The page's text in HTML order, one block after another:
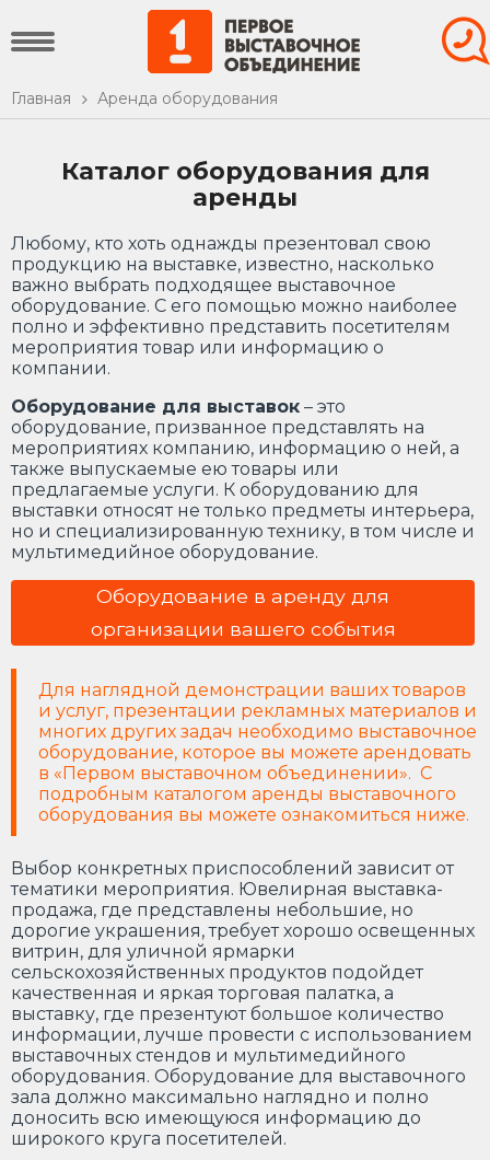
Главная Аренда оборудования
Каталог оборудования для
аренды
Любому, кто хоть однажды презентовал свою
продукцию на выставке, известно, насколько
важно выбрать подходящее выставочное
оборудование. С его помощью можно наиболее
полно и эффективно представить посетителям
мероприятия товар или информацию о
компании.
Оборудование для выставок – это
оборудование, призванное представлять на
мероприятиях компанию, информацию о ней, а
также выпускаемые ею товары или
предлагаемые услуги. К оборудованию для
выставки относят не только предметы интерьера,
но и специализированную технику, в том числе и
мультимедийное оборудование.
Оборудование в аренду для
организации вашего события
Для наглядной демонстрации ваших товаров
и услуг, презентации рекламных материалов и
многих других задач необходимо выставочное
оборудование, которое вы можете арендовать
в «Первом выставочном объединении». С
подробным каталогом аренды выставочного
оборудования вы можете ознакомиться ниже.
Выбор конкретных приспособлений зависит от
тематики мероприятия. Ювелирная выставка-
продажа, где представлены небольшие, но
дорогие украшения, требует хорошо освещенных
витрин, для уличной ярмарки
сельскохозяйственных продуктов подойдет
качественная и яркая торговая палатка, а
выставку, где презентуют большое количество
информации, лучше провести с использованием
выставочных стендов и мультимедийного
оборудования. Оборудование для выставочного
зала должно максимально наглядно и полно
доносить всю имеющуюся информацию до
широкого круга посетителей.